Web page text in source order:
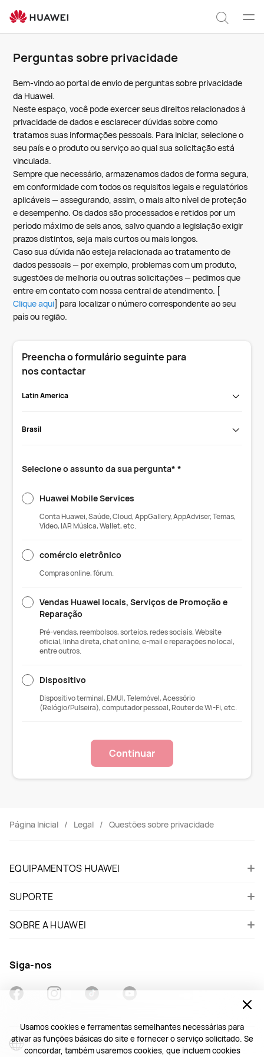
Questões
sobre
privacidade
Usamos cookies e ferramentas semelhantes necessárias para
ativar as funções básicas do site e fornecer o serviço solicitado. Se
concordar, também usaremos cookies, que incluem cookies
Abrir
Perguntas sobre privacidade
Bem-vindo ao portal de envio de perguntas sobre privacidade
da Huawei.
Neste espaço, você pode exercer seus direitos relacionados à
privacidade de dados e esclarecer dúvidas sobre como
tratamos suas informações pessoais. Para iniciar, selecione o
seu país e o produto ou serviço ao qual sua solicitação está
vinculada.
Sempre que necessário, armazenamos dados de forma segura,
em conformidade com todos os requisitos legais e regulatórios
aplicáveis — assegurando, assim, o mais alto nível de proteção
e desempenho. Os dados são processados e retidos por um
período máximo de seis anos, salvo quando a legislação exigir
prazos distintos, seja mais curtos ou mais longos.
Caso sua dúvida não esteja relacionada ao tratamento de
dados pessoais — por exemplo, problemas com um produto,
sugestões de melhoria ou outras solicitações — pedimos que
entre em contato com nossa central de atendimento. [
Clique aqui] para localizar o número correspondente ao seu
país ou região.
Preencha o formulário seguinte para
nos contactar
Latin America
Brasil
Selecione o assunto da sua pergunta* *
Huawei Mobile Services
Conta Huawei, Saúde, Cloud, AppGallery, AppAdviser, Temas,
Vídeo, IAP, Música, Wallet, etc.
comércio eletrônico
Compras online, fórum.
Vendas Huawei locais, Serviços de Promoção e
Reparação
Pré-vendas, reembolsos, sorteios, redes sociais, Website
oficial, linha direta, chat online, e-mail e reparações no local,
entre outros.
Dispositivo
Dispositivo terminal, EMUI, Telemóvel, Acessório
(Relógio/Pulseira), computador pessoal, Router de Wi-Fi, etc.
Continuar
Página Inicial Legal Questões sobre privacidade
EQUIPAMENTOS HUAWEI
SUPORTE
SOBRE A HUAWEI
Siga-nos
Brazil - Português